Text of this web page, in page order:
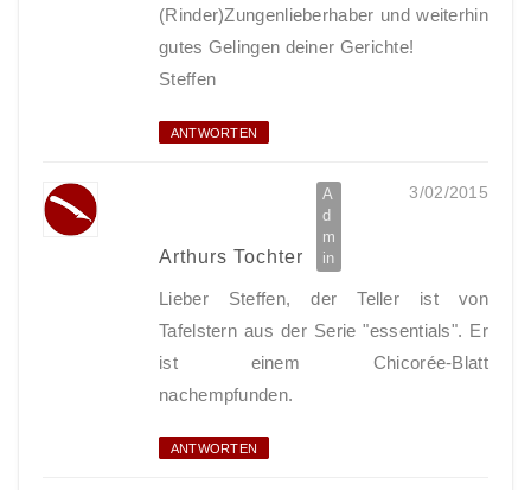
(Rinder)Zungenlieberhaber und weiterhin
gutes Gelingen deiner Gerichte!
Steffen
ANTWORTEN
Arthurs Tochter
3/02/2015
Lieber Steffen, der Teller ist von
Tafelstern aus der Serie "essentials". Er
ist einem Chicorée-Blatt
nachempfunden.
ANTWORTEN